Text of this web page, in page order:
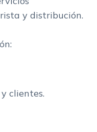
y distribución.
clientes.